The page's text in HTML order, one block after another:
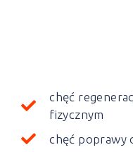
chęć
fizycznym
chęć poprawy